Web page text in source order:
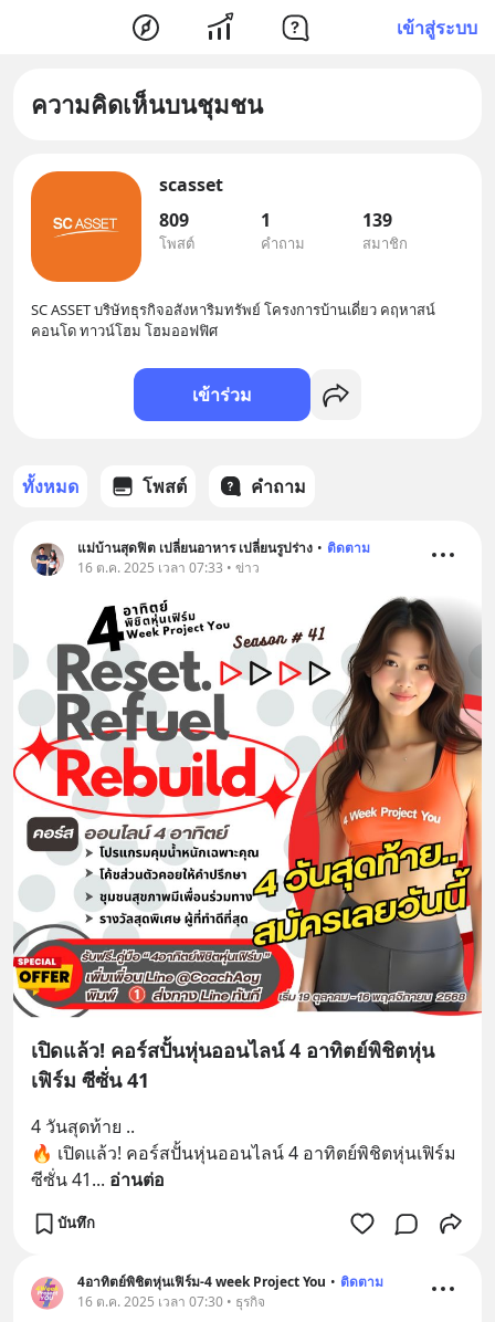
เข้าสู่ระบบ
ความคิดเห็นบนชุมชน
scasset
809
โพสต์
1
คำถาม
139
สมาชิก
SC ASSET บริษัทธุรกิจอสังหาริมทรัพย์ โครงการบ้านเดี่ยว คฤหาสน์
คอนโด ทาวน์โฮม โฮมออฟฟิศ
เข้าร่วม
ทั้งหมด โพสต์ คำถาม
แม่บ้านสุดฟิต เปลี่ยนอาหาร เปลี่ยนรูปร่าง • ติดตาม
16 ต.ค. 2025 เวลา 07:33 • ข่าว
เปิดแล้ว! คอร์สปั้นหุ่นออนไลน์ 4 อาทิตย์พิชิตหุ่น
เฟิร์ม ซีซั่น 41
4 วันสุดท้าย ..
🔥 เปิดแล้ว! คอร์สปั้นหุ่นออนไลน์ 4 อาทิตย์พิชิตหุ่นเฟิร์ม
ซีซั่น 41... อ่านต่อ
บันทึก
4อาทิตย์พิชิตหุ่นเฟิร์ม-4 week Project You • ติดตาม
16 ต.ค. 2025 เวลา 07:30 • ธุรกิจ